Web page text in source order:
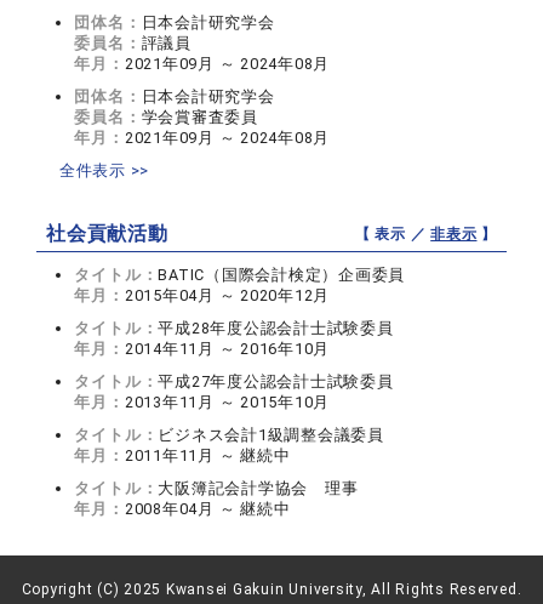
団体名： 日本会計研究学会
委員名： 評議員
年月： 2021年09月 ～ 2024年08月
団体名： 日本会計研究学会
委員名： 学会賞審査委員
年月： 2021年09月 ～ 2024年08月
全件表示 >>
社会貢献活動 【 表示 ／非表示 】
タイトル：BATIC（国際会計検定）企画委員
年月： 2015年04月 ～ 2020年12月
タイトル：平成28年度公認会計士試験委員
年月： 2014年11月 ～ 2016年10月
タイトル：平成27年度公認会計士試験委員
年月： 2013年11月 ～ 2015年10月
タイトル： ビジネス会計1級調整会議委員
年月： 2011年11月 ～ 継続中
タイトル： 大阪簿記会計学協会 理事
年月： 2008年04月 ～ 継続中
Copyright (C) 2025 Kwansei Gakuin University, All Rights Reserved.